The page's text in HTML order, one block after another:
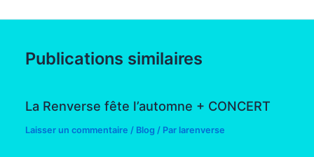
Publications similaires
La Renverse fête l’automne + CONCERT
Laisser un commentaire / Blog / Par larenverse